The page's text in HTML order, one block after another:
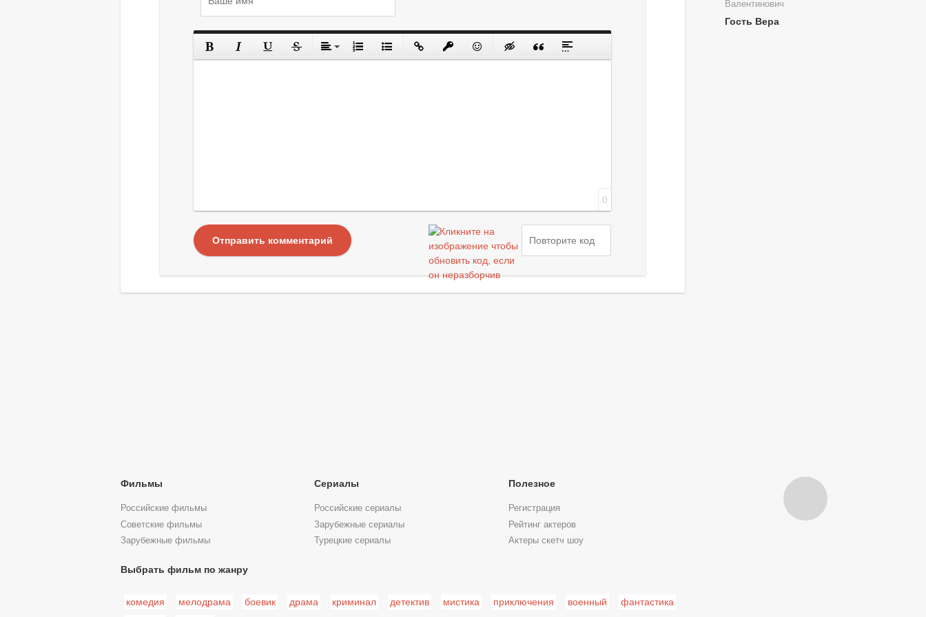
0
Отправить комментарий
Валентинович
Гость Вера
Фильмы
Российские фильмы
Советские фильмы
Зарубежные фильмы
Сериалы
Российские сериалы
Зарубежные сериалы
Турецкие сериалы
Полезное
Регистрация
Рейтинг актеров
Актеры скетч шоу
Выбрать фильм по жанру
комедия мелодрама боевик драма криминал детектив мистика приключения военный фантастика